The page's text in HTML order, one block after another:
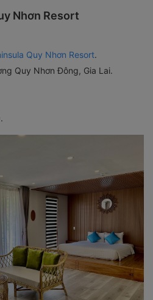
Nhơn Resort
Quy Nhơn Resort.
Quy Nhơn Đông, Gia Lai.